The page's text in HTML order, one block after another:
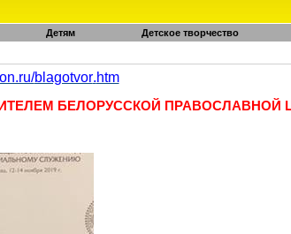
Детям Детское творчество
blagotvor.htm
БЕЛОРУССКОЙ ПРАВОСЛАВНОЙ